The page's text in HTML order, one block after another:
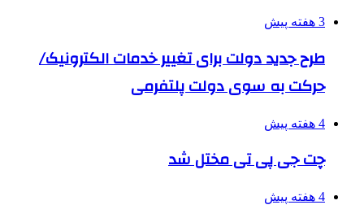
3 هفته پیش
طرح جدید دولت برای تغییر خدمات الکترونیک/
حرکت به سوی دولت پلتفرمی
4 هفته پیش
چت جی پی تی مختل شد
4 هفته پیش